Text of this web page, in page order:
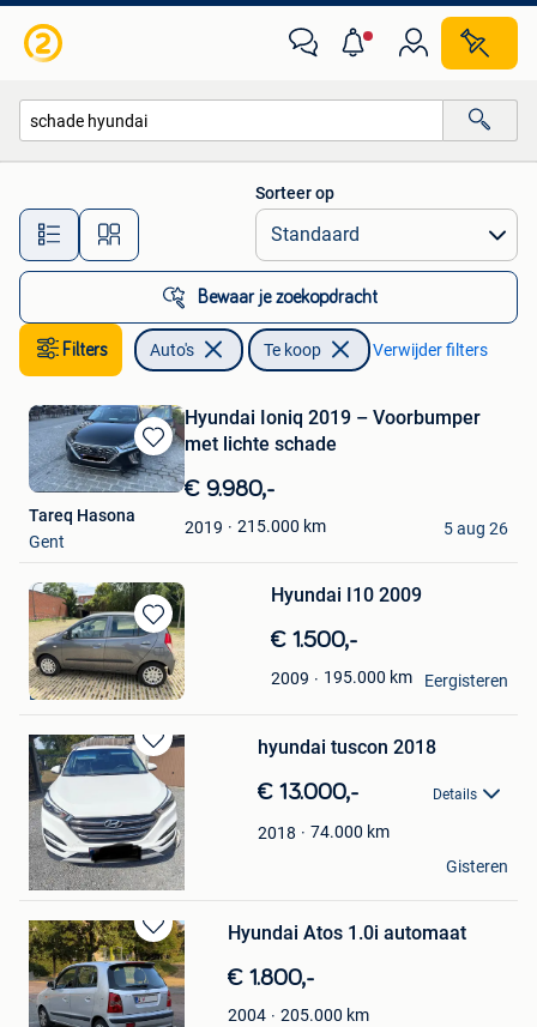
Alle afstanden…
Sorteer op
Bewaar je zoekopdracht
Filters Auto's Te koop Verwijder filters
Bewaren
in
Favorieten
Hyundai Ioniq 2019 – Voorbumper
met lichte schade
€ 9.980,-
2019 215.000 km
Tareq Hasona
Gent
5 aug 26
Bewaren
in
Mijn
Favorieten
Hyundai I10 2009
€ 1.500,-
2009 195.000 km
ZT
Ekeren
Eergisteren
Bewaren
in
Mijn
Favorieten
hyundai tuscon 2018
€ 13.000,- Details
2018 74.000 km
jl
Ardooie
Gisteren
Bewaren
in
Mijn
Favorieten
Hyundai Atos 1.0i automaat
€ 1.800,-
2004 205.000 km